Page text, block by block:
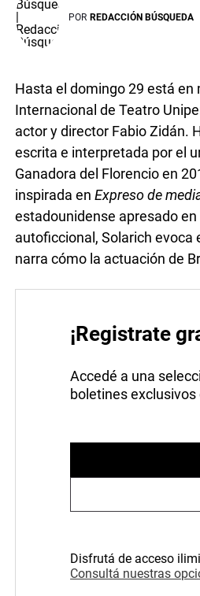
POR REDACCIÓN BÚSQUEDA
Hasta el domingo 29 está en
Internacional de Teatro
actor y director Fabio Zidán.
escrita e interpretada por el
Ganadora del Florencio en
inspirada enExpreso de
estadounidense apresado
autoficcional, Solarich evoca
narra cómo la actuación de
¡Registrate
Accedé a una
boletines exclusivos
Disfrutá de acceso
Consultá nuestras